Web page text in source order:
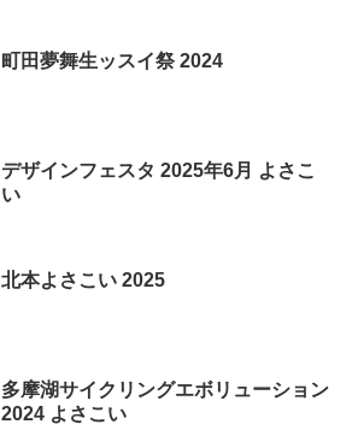
町田夢舞生ッスイ祭 2024
デザインフェスタ 2025年6月 よさこ
い
北本よさこい 2025
多摩湖サイクリングエボリューション
2024 よさこい